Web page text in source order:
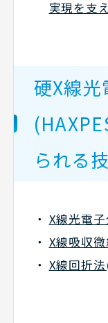
実現を支
硬X線
られる
X線光電
X線吸収
X線回折